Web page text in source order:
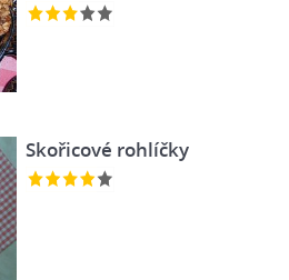
Skořicové rohlíčky